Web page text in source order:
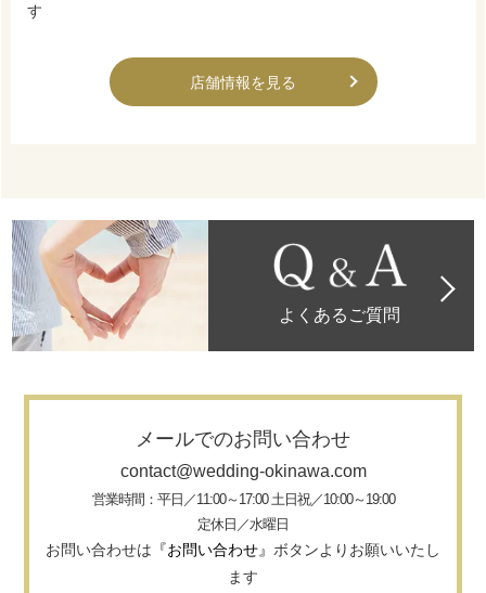
す
店舗情報を見る
よくあるご質問
メールでのお問い合わせ
contact@wedding-okinawa.com
営業時間：平日／11:00～17:00 土日祝／10:00～19:00
定休日／水曜日
お問い合わせは 『お問い合わせ』 ボタンよりお願いいたし
ます